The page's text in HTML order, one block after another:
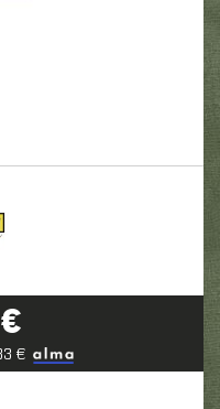
€